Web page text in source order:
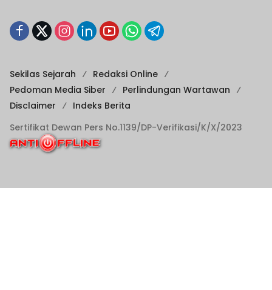
Sekilas Sejarah
Redaksi Online
Pedoman Media Siber
Perlindungan Wartawan
Disclaimer
Indeks Berita
Sertifikat Dewan Pers No.1139/DP-Verifikasi/K/X/2023